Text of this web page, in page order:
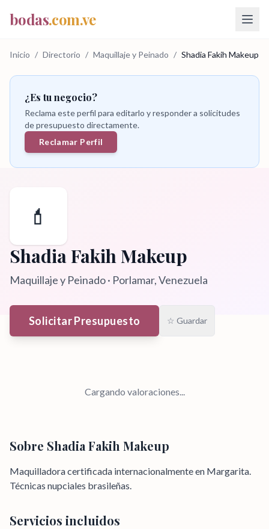
bodas.com.ve
Inicio / Directorio / Maquillaje y Peinado / Shadia Fakih Makeup
¿Es tu negocio?
Reclama este perfil para editarlo y responder a solicitudes
de presupuesto directamente.
Reclamar Perfil
💄
Shadia Fakih Makeup
Maquillaje y Peinado· Porlamar, Venezuela
Solicitar Presupuesto ☆ Guardar
Cargando valoraciones...
Sobre Shadia Fakih Makeup
Maquilladora certificada internacionalmente en Margarita.
Técnicas nupciales brasileñas.
Servicios incluidos